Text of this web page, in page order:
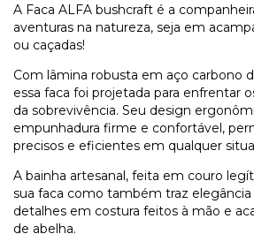
A Faca ALFA bushcraft é a
aventuras na natureza, seja em
ou caçadas!
Com lâmina robusta em aço carbono
essa faca foi projetada para enfrentar
da sobrevivência. Seu design
empunhadura firme e confortável,
precisos e eficientes em qualquer
A bainha artesanal, feita em couro
sua faca como também traz
detalhes em costura feitos à mão e
de abelha.